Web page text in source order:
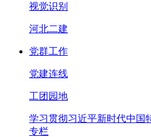
视觉识别
河北二建
党群工作
党建连线
工团园地
学习贯彻习近平新时代中国
专栏